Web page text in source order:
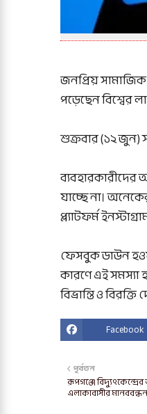
জনপ্রিয়
পড়েছেন বিশ্বের
শুক্রবার (১২ জুন)
যাচ্ছে না।
প্ল্যাটফর্ম
ফেসবুক ডাউন
কারণে এই সমস্যা
বিভ্রান্তি ও
Facebook
পূর্বতন
রূপগঞ্জে
এলাকাবাসীর